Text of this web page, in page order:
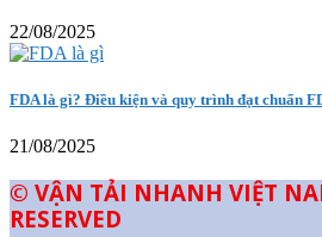
22/08/2025
FDA là gì? Điều kiện và quy trình đạt chuẩn
21/08/2025
© VẬN TẢI NHANH VIỆT
RESERVED